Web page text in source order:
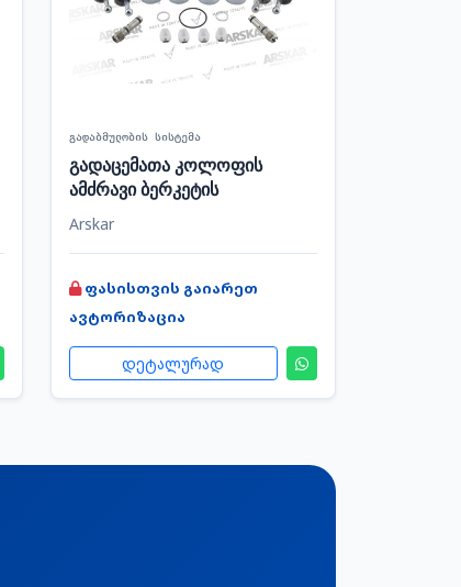
გადაბმულობის სისტემა
გადაცემათა კოლოფის
ამძრავი ბერკეტის
სარემონტო კომპლექტი
Arskar
ფასისთვის გაიარეთ
ავტორიზაცია
დეტალურად